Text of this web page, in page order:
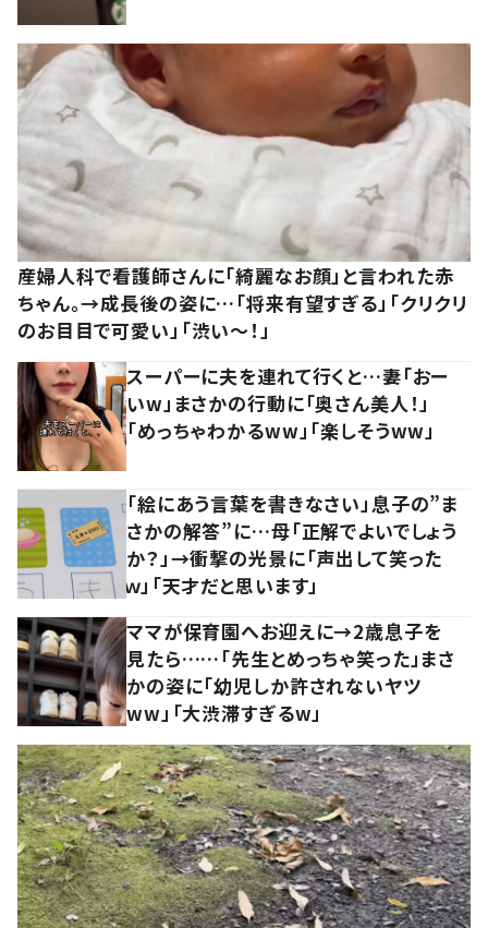
産婦人科で看護師さんに「綺麗なお顔」と言われた赤
ちゃん。→成長後の姿に…「将来有望すぎる」「クリクリ
のお目目で可愛い」「渋い～！」
スーパーに夫を連れて行くと…妻「おー
いw」まさかの行動に「奥さん美人！」
「めっちゃわかるww」「楽しそうww」
「絵にあう言葉を書きなさい」息子の”ま
さかの解答”に…母「正解でよいでしょう
か？」→衝撃の光景に「声出して笑った
ｗ」「天才だと思います」
ママが保育園へお迎えに→2歳息子を
見たら……「先生とめっちゃ笑った」まさ
かの姿に「幼児しか許されないヤツ
ww」「大渋滞すぎるw」